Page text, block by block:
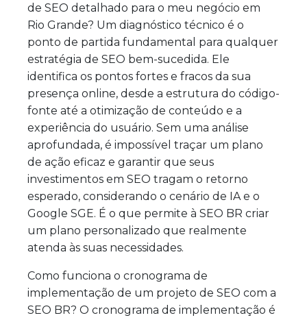
de SEO detalhado para o meu negócio em
Rio Grande? Um diagnóstico técnico é o
ponto de partida fundamental para qualquer
estratégia de SEO bem-sucedida. Ele
identifica os pontos fortes e fracos da sua
presença online, desde a estrutura do código-
fonte até a otimização de conteúdo e a
experiência do usuário. Sem uma análise
aprofundada, é impossível traçar um plano
de ação eficaz e garantir que seus
investimentos em SEO tragam o retorno
esperado, considerando o cenário de IA e o
Google SGE. É o que permite à SEO BR criar
um plano personalizado que realmente
atenda às suas necessidades.
Como funciona o cronograma de
implementação de um projeto de SEO com a
SEO BR? O cronograma de implementação é